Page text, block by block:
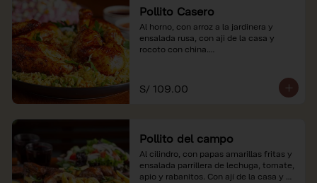
Pollito Casero
Al horno, con arroz a la jardinera y
ensalada rusa, con aji de la casa y
rocoto con china.
soles e incluyen impuestos de ley y
recargo al consumo.
S/ 109.00
Pollito del campo
Al cilindro, con papas amarillas fritas y
ensalada parrillera de lechuga, tomate,
apio y rabanitos. Con ají de la casa y